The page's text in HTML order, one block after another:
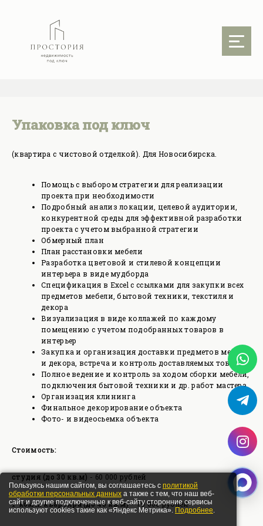
Пользуясь нашим сайтом, вы соглашаетесь с политикой
обработки персональных данных а также с тем, что наш веб-
сайт и другие подключенные к веб-сайту сторонние сервисы
используют cookies такие как «Яндекс Метрика». Подробнее.
Упаковка под ключ
(квартира с чистовой отделкой). Для Новосибирска.
Помощь с выбором стратегии для реализации
проекта при необходимости
Подробный анализ локации, целевой аудитории,
конкурентной среды для эффективной разработки
проекта с учетом выбранной стратегии
Обмерный план
План расстановки мебели
Разработка цветовой и стилевой концепции
интерьера в виде мудборда
Спецификация в Excel с ссылками для закупки всех
предметов мебели, бытовой техники, текстиля и
декора
Визуализация в виде коллажей по каждому
помещению с учетом подобранных товаров в
интерьер
Закупка и организация доставки предметов мебели
и декора, встреча и контроль доставляемых товаров
Полное ведение и контроль за ходом сборки мебели,
подключения бытовой техники и др. работ мастера
Организация клининга
Финальное декорирование объекта
Фото- и видеосьемка объекта
Стоимость:
студия (до 30 кв.м) - 60 000 рублей
1-комн. квартира (до 45 кв.м)- 70 000 рублей